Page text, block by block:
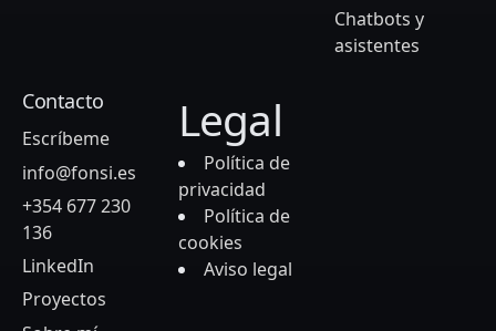
Chatbots y
asistentes
Contacto
Escríbeme
info@fonsi.es
+354 677 230
136
LinkedIn
Proyectos
Legal
Política de
privacidad
Política de
cookies
Aviso legal